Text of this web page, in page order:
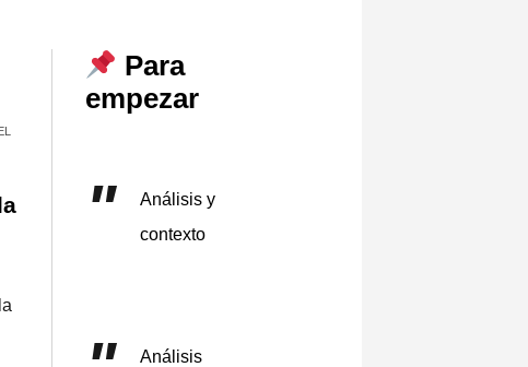
Para
empezar
Análisis y
contexto
Análisis